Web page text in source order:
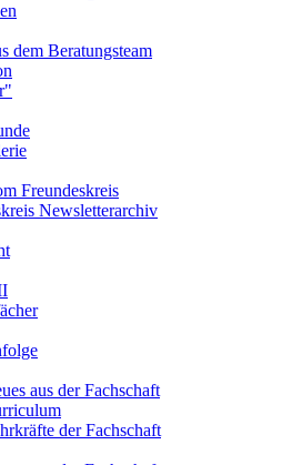
dem Beratungsteam
Freundeskreis
Newsletterarchiv
aus der Fachschaft
der Fachschaft